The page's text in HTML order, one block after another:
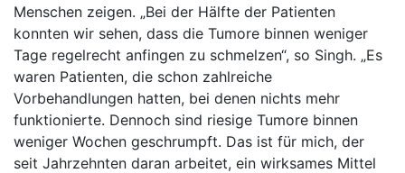
Menschen zeigen. „Bei der Hälfte der Patienten
konnten wir sehen, dass die Tumore binnen weniger
Tage regelrecht anfingen zu schmelzen“, so Singh. „Es
waren Patienten, die schon zahlreiche
Vorbehandlungen hatten, bei denen nichts mehr
funktionierte. Dennoch sind riesige Tumore binnen
weniger Wochen geschrumpft. Das ist für mich, der
seit Jahrzehnten daran arbeitet, ein wirksames Mittel